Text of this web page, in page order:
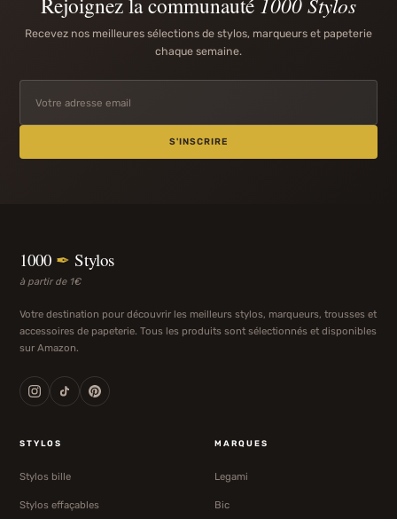
Recevez nos meilleures sélections de stylos, marqueurs et papeterie
chaque semaine.
S'INSCRIRE
1000 ✒ Stylos
à partir de 1€
Votre destination pour découvrir les meilleurs stylos, marqueurs, trousses et
accessoires de papeterie. Tous les produits sont sélectionnés et disponibles
sur Amazon.
STYLOS
Stylos bille
Stylos effaçables
MARQUES
Legami
Bic